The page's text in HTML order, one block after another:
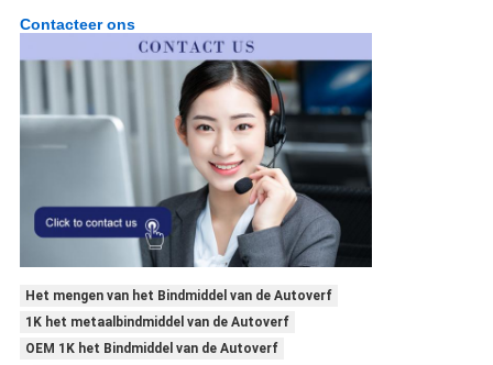
Contacteer ons
Het mengen van het Bindmiddel van de Autoverf
1K het metaalbindmiddel van de Autoverf
OEM 1K het Bindmiddel van de Autoverf